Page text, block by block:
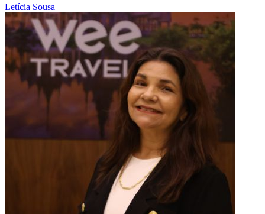
Letícia Sousa